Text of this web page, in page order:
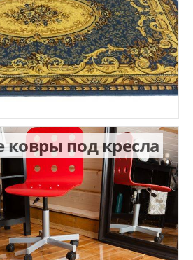
под кресла